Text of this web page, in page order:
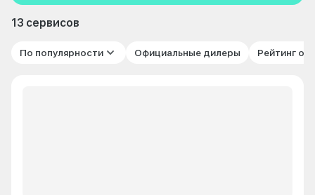
13 сервисов
По популярности Официальные дилеры Рейтинг